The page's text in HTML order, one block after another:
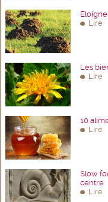
Lire
Les
Lire
10
Lire
Slow
centre
Lire